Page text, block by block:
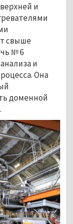
и
свыше
№ 6
и
Она
доменной